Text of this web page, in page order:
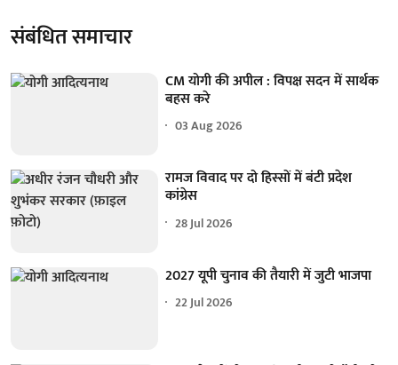
संबंधित समाचार
CM योगी की अपील : विपक्ष सदन में सार्थक
बहस करे
03 Aug 2026
रामज विवाद पर दो हिस्सों में बंटी प्रदेश
कांग्रेस
28 Jul 2026
2027 यूपी चुनाव की तैयारी में जुटी भाजपा
22 Jul 2026